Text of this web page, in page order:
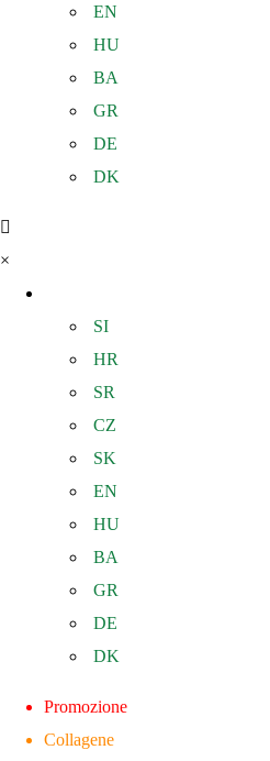
EN
HU
BA
GR
DE
DK
×
SI
HR
SR
CZ
SK
EN
HU
BA
GR
DE
DK
Promozione
Collagene